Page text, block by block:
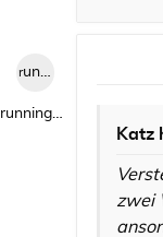
runningwild1
runningwild1
Katz
zwei